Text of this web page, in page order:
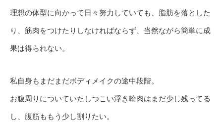
理想の体型に向かって日々努力していても、脂肪を落とした
り、筋肉をつけたりしなければならず、当然ながら簡単に成
果は得られない。
私自身もまだまだボディメイクの途中段階。
お腹周りについていたしつこい浮き輪肉はまだ少し残ってる
し、腹筋ももう少し割りたい。